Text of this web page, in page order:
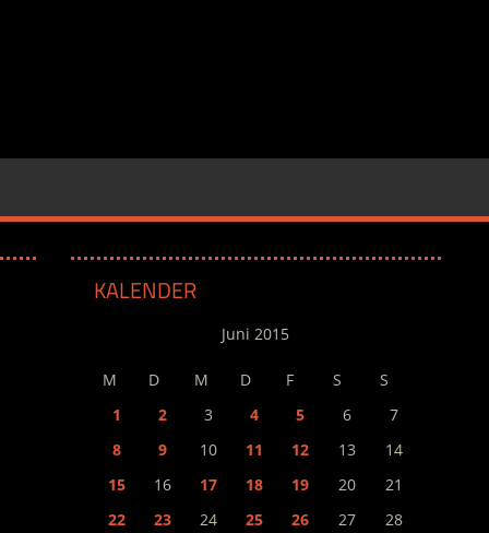
KALENDER
Juni 2015
M D M D F S
S
1
2 3 4 5 6
7
8
9 10 11 12 13
14
15
16 17 18 19 20
21
22
23 24 25 26 27
28